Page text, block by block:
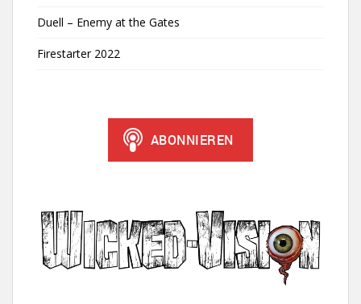
Duell – Enemy at the Gates
Firestarter 2022